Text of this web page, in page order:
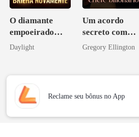
O diamante
empoeirado
brilha
Daylight
Um acordo
secreto com
meu chefe
Gregory Ellington
Reclame seu bônus no App